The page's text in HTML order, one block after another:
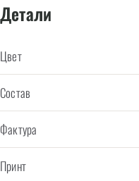
Детали
Цвет
Состав
Фактура
Принт